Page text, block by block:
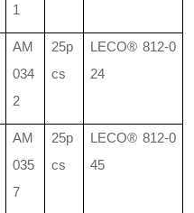
1
AM
034
2
25p
cs
LECO® 812-0
24
AM
035
7
25p
cs
LECO® 812-0
45